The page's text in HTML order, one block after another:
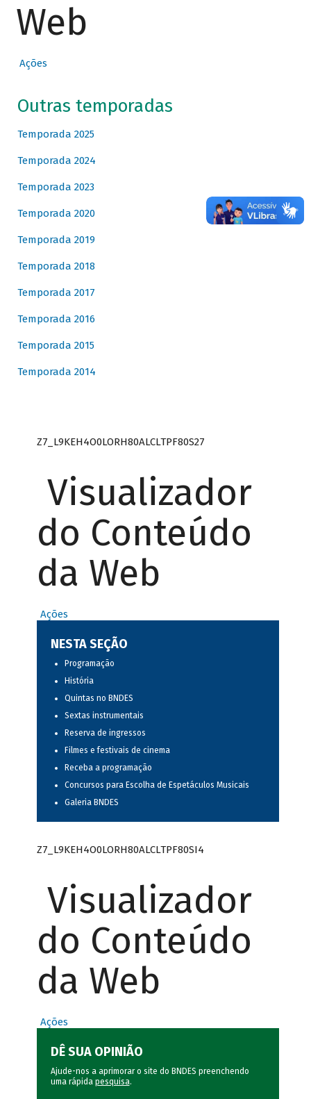
Web
Ações
Outras temporadas
Temporada 2025
Temporada 2024
Temporada 2023
Temporada 2020
Temporada 2019
Temporada 2018
Temporada 2017
Temporada 2016
Temporada 2015
Temporada 2014
Z7_L9KEH4O0LORH80ALCLTPF80S27
Visualizador
do Conteúdo
da Web
Ações
NESTA SEÇÃO
Programação
História
Quintas no BNDES
Sextas instrumentais
Reserva de ingressos
Filmes e festivais de cinema
Receba a programação
Concursos para Escolha de Espetáculos Musicais
Galeria BNDES
Z7_L9KEH4O0LORH80ALCLTPF80SI4
Visualizador
do Conteúdo
da Web
Ações
DÊ SUA OPINIÃO
Ajude-nos a aprimorar o site do BNDES preenchendo
uma rápida pesquisa.